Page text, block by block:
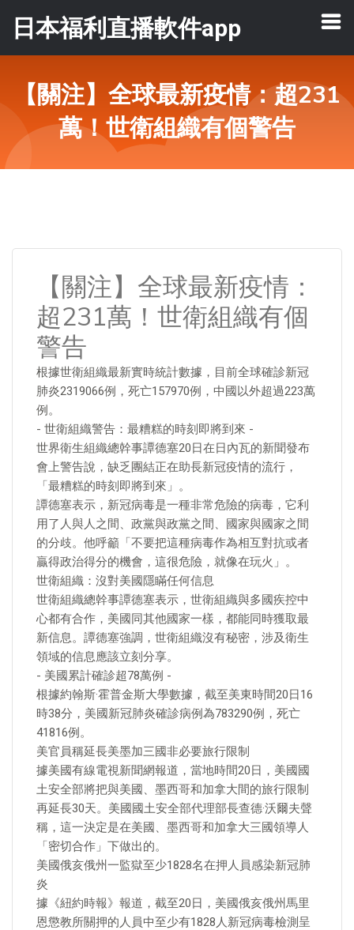
日本福利直播軟件app
【關注】全球最新疫情：超231
萬！世衛組織有個警告
【關注】全球最新疫情：
超231萬！世衛組織有個
警告
根據世衛組織最新實時統計數據，目前全球確診新冠
肺炎2319066例，死亡157970例，中國以外超過223萬
例。
- 世衛組織警告：最糟糕的時刻即將到來 -
世界衛生組織總幹事譚德塞20日在日內瓦的新聞發布
會上警告說，缺乏團結正在助長新冠疫情的流行，
「最糟糕的時刻即將到來」。
譚德塞表示，新冠病毒是一種非常危險的病毒，它利
用了人與人之間、政黨與政黨之間、國家與國家之間
的分歧。他呼籲「不要把這種病毒作為相互對抗或者
贏得政治得分的機會，這很危險，就像在玩火」。
世衛組織：沒對美國隱瞞任何信息
世衛組織總幹事譚德塞表示，世衛組織與多國疾控中
心都有合作，美國同其他國家一樣，都能同時獲取最
新信息。譚德塞強調，世衛組織沒有秘密，涉及衛生
領域的信息應該立刻分享。
- 美國累計確診超78萬例 -
根據約翰斯·霍普金斯大學數據，截至美東時間20日16
時38分，美國新冠肺炎確診病例為783290例，死亡
41816例。
美官員稱延長美墨加三國非必要旅行限制
據美國有線電視新聞網報道，當地時間20日，美國國
土安全部將把與美國、墨西哥和加拿大間的旅行限制
再延長30天。美國國土安全部代理部長查德·沃爾夫聲
稱，這一決定是在美國、墨西哥和加拿大三國領導人
「密切合作」下做出的。
美國俄亥俄州一監獄至少1828名在押人員感染新冠肺
炎
據《紐約時報》報道，截至20日，美國俄亥俄州馬里
恩懲教所關押的人員中至少有1828人新冠病毒檢測呈